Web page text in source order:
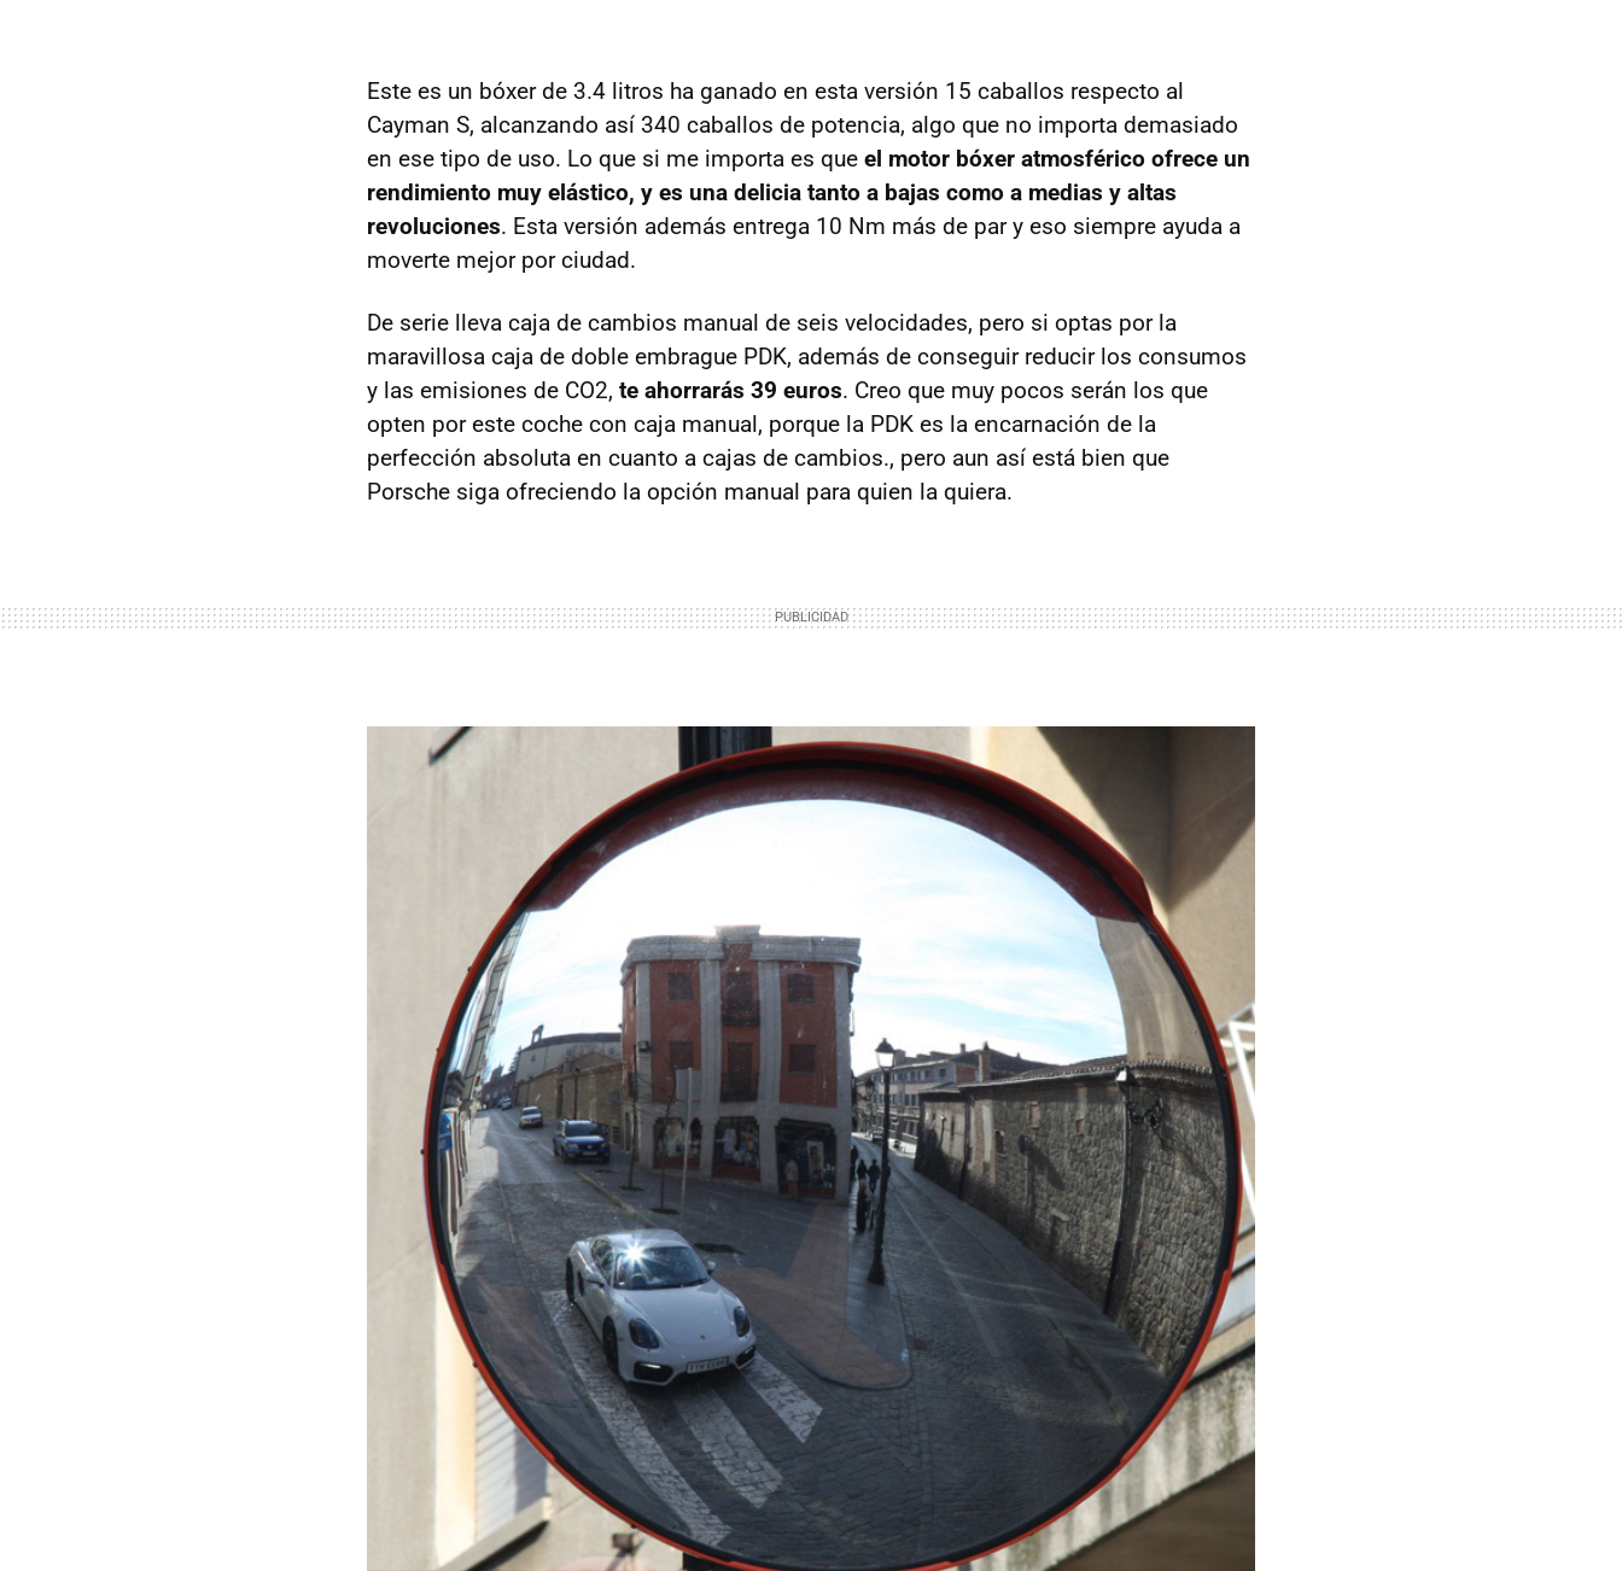
Este es un bóxer de 3.4 litros ha ganado en esta versión 15 caballos respecto al
Cayman S, alcanzando así 340 caballos de potencia, algo que no importa demasiado
en ese tipo de uso. Lo que si me importa es que el motor bóxer atmosférico ofrece un
rendimiento muy elástico, y es una delicia tanto a bajas como a medias y altas
revoluciones. Esta versión además entrega 10 Nm más de par y eso siempre ayuda a
moverte mejor por ciudad.
De serie lleva caja de cambios manual de seis velocidades, pero si optas por la
maravillosa caja de doble embrague PDK, además de conseguir reducir los consumos
y las emisiones de CO2, te ahorrarás 39 euros. Creo que muy pocos serán los que
opten por este coche con caja manual, porque la PDK es la encarnación de la
perfección absoluta en cuanto a cajas de cambios., pero aun así está bien que
Porsche siga ofreciendo la opción manual para quien la quiera.